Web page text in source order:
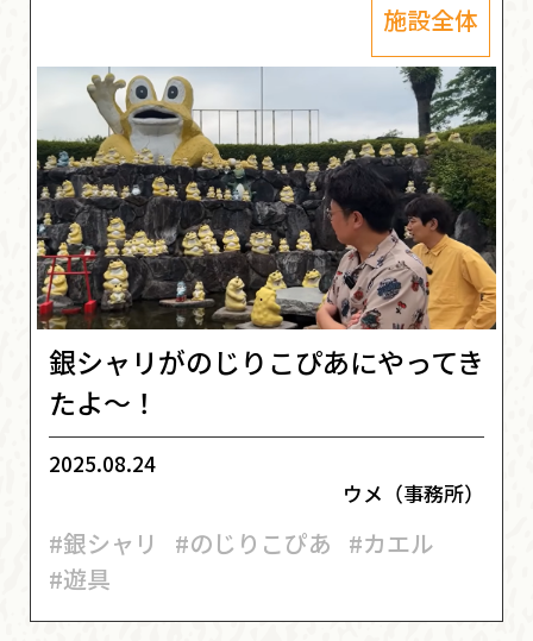
施設全体
銀シャリがのじりこぴあにやってき
たよ〜！
2025.08.24
ウメ（事務所）
#銀シャリ #のじりこぴあ #カエル
#遊具